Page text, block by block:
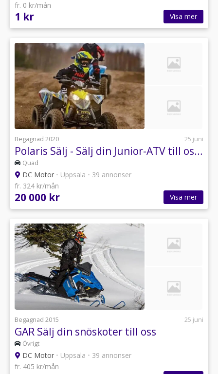
fr. 0 kr/mån
1 kr Visa mer
Begagnad 2020 25 juni
Polaris Sälj - Sälj din Junior-ATV till oss - 50cc till 400cc
Quad
DC Motor • Uppsala • 39 annonser
fr. 324 kr/mån
20 000 kr Visa mer
Begagnad 2015 25 juni
GAR Sälj din snöskoter till oss
Övrigt
DC Motor • Uppsala • 39 annonser
fr. 405 kr/mån